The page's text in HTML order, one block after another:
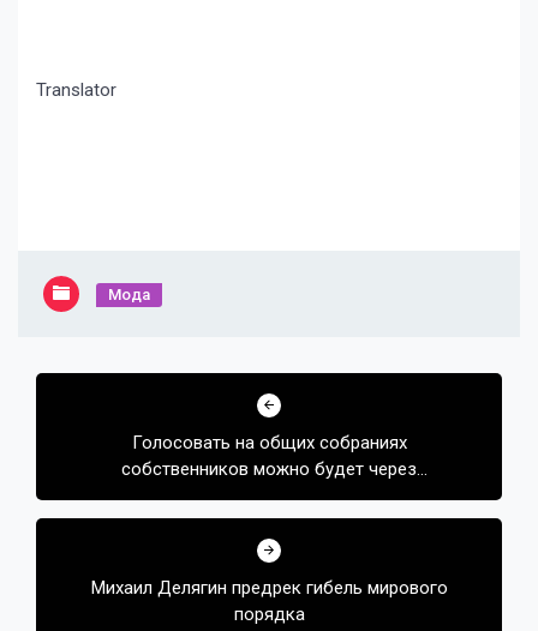
Translator
Мода
Навигация
Голосовать на общих собраниях
собственников можно будет через
«Госуслуги»
Михаил Делягин предрек гибель мирового
порядка